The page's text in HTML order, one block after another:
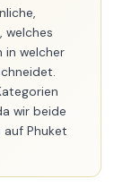
welches
in welcher
wir beide
Phuket